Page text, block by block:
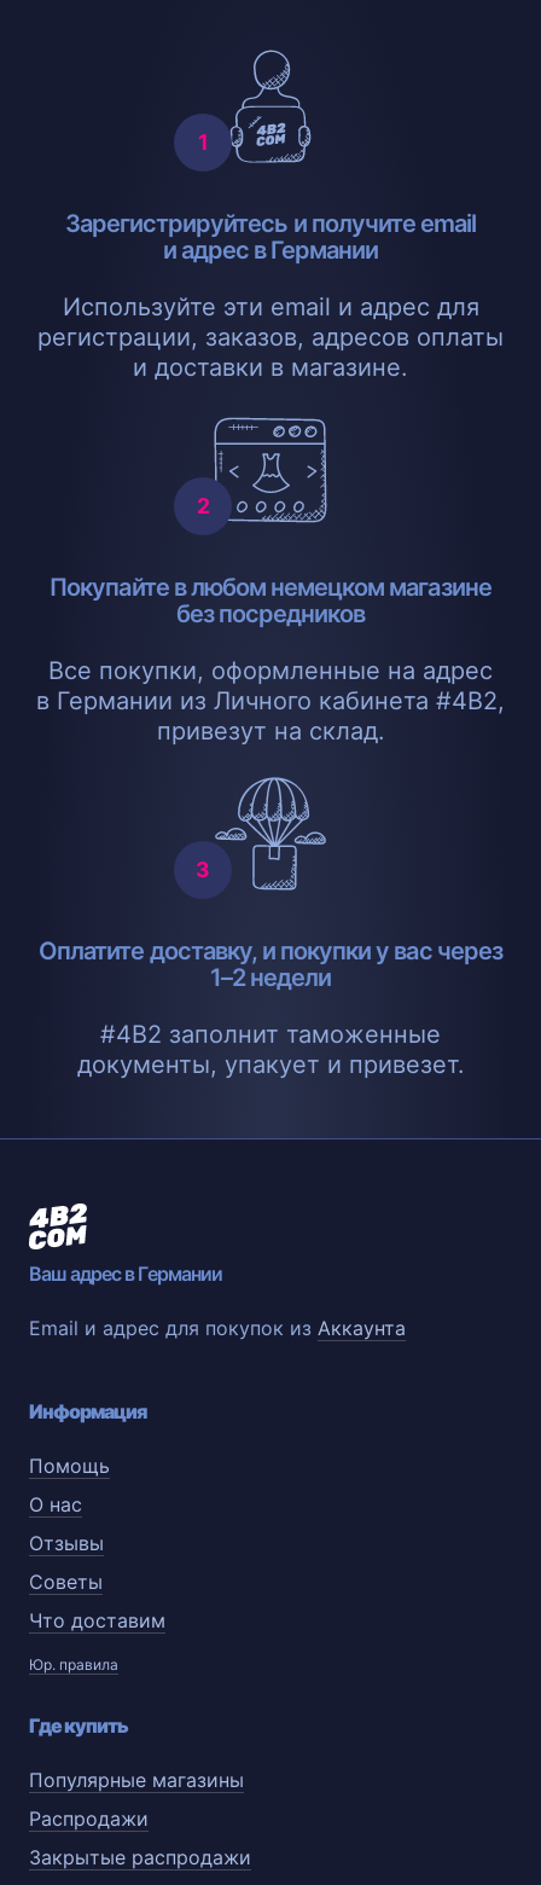
Зарегистрируйтесь и получите email
и адрес в Германии
Используйте эти email и адрес для
регистрации, заказов, адресов оплаты
и доставки в магазине.
Покупайте в любом немецком магазине
без посредников
Все покупки, оформленные на адрес
в Германии из Личного кабинета #4B2,
привезут на склад.
Оплатите доставку, и покупки у вас через
1–2 недели
#4B2 заполнит таможенные
документы, упакует и привезет.
Ваш адрес в Германии
Email и адрес для покупок из Аккаунта
Информация
Помощь
О нас
Отзывы
Советы
Что доставим
Юр. правила
Где купить
Популярные магазины
Распродажи
Закрытые распродажи